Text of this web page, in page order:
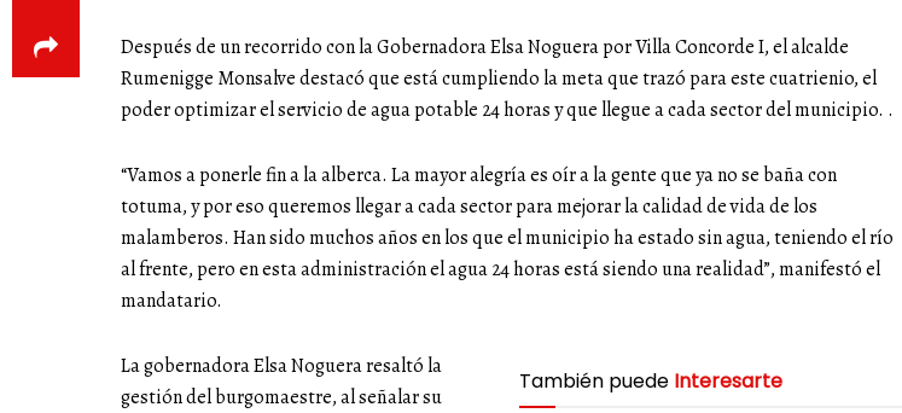
Después de un recorrido con la Gobernadora Elsa Noguera por Villa Concorde I, el alcalde
Rumenigge Monsalve destacó que está cumpliendo la meta que trazó para este cuatrienio, el
poder optimizar el servicio de agua potable 24 horas y que llegue a cada sector del municipio. .
“Vamos a ponerle fin a la alberca. La mayor alegría es oír a la gente que ya no se baña con
totuma, y por eso queremos llegar a cada sector para mejorar la calidad de vida de los
malamberos. Han sido muchos años en los que el municipio ha estado sin agua, teniendo el río
al frente, pero en esta administración el agua 24 horas está siendo una realidad”, manifestó el
mandatario.
También puede Interesarte
La gobernadora Elsa Noguera resaltó la
gestión del burgomaestre, al señalar su